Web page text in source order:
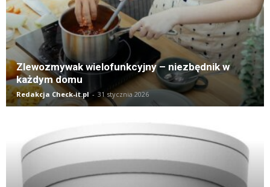
Zlewozmywak wielofunkcyjny – niezbędnik w
każdym domu
Redakcja Check-it.pl - 31 stycznia 2026